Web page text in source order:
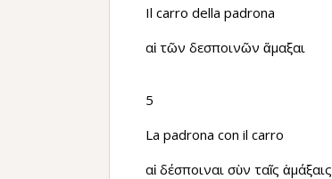
Il carro della padrona
αἱ τῶν δεσποινῶν ἅμαξαι
5
La padrona con il carro
αἱ δέσποιναι σὺν ταῖς ἁμάξαις